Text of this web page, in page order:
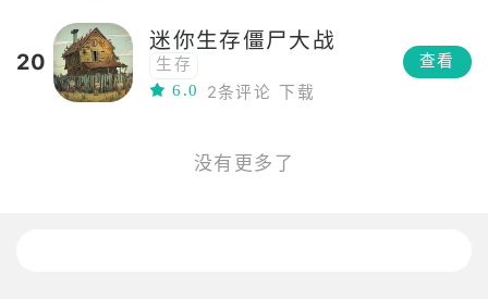
20
迷你生存僵尸大战
生存
6.0
2条评论 下载
查看
没有更多了